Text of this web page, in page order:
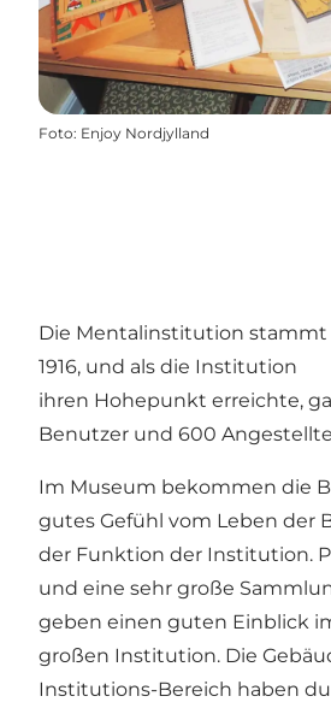
Foto: Enjoy Nordjylland
Die Mentalinstitution stammt
1916, und als die Institution
ihren Hohepunkt erreichte,
Benutzer und 600
Im Museum bekommen die
gutes Gefühl vom Leben der
der Funktion der Institution.
und eine sehr große
geben einen guten Einblick
großen Institution. Die
Institutions-Bereich haben